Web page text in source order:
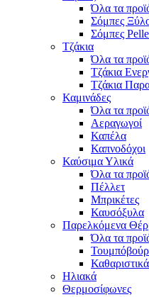
Όλα τα
Σόμπες
Σόμπες
Τζάκια
Όλα τα
Τζάκια
Τζάκια
Καμινάδες
Όλα τα
Αεραγωγοί
Καπέλα
Καπνοδόχοι
Καύσιμα Υλικά
Όλα τα
Πέλλετ
Μπρικέτες
Καυσόξυλα
Παρελκόμενα
Όλα τα
Ηλιακά
Θερμοσίφωνες